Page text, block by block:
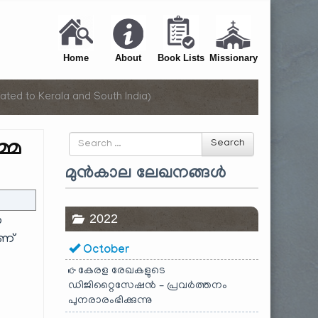
Home About Book Lists Missionary
to Kerala and South India)
Search
for
Search
മുൻകാല ലേഖനങ്ങൾ
2022
October
കേരള രേഖകളുടെ
ഡിജിറ്റൈസേഷൻ – പ്രവർത്തനം
പുനരാരംഭിക്കുന്നു